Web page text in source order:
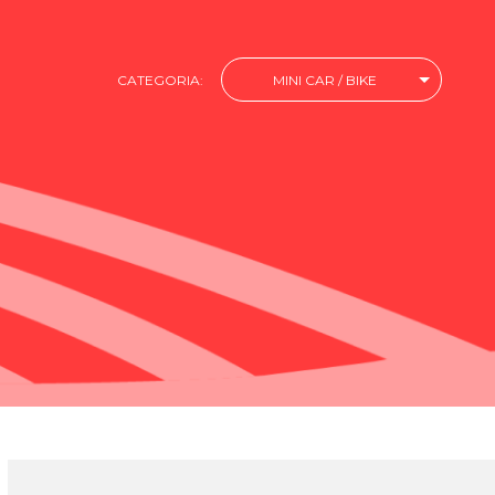
CATEGORIA: MINI CAR / BIKE